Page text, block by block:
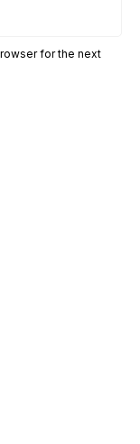
for the next